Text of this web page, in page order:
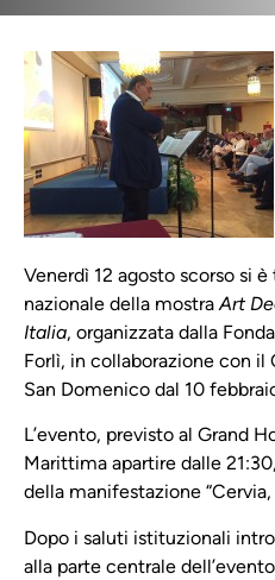
Venerdì 12 agosto scorso si
nazionale della mostraArt
Italia, organizzata dalla
Forlì, in collaborazione con il
San Domenico dal 10
L’evento, previsto al Grand
Marittima apartire dalle
della manifestazione
Dopo i saluti istituzionali
alla parte centrale